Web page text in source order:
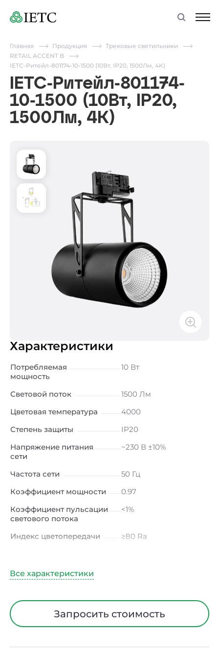
Главная Продукция
Трековые светильники
RETAIL ACCENT B
IETC-Ритейл-801174-10-1500 (10Вт, IP20, 1500Лм, 4К)
IETC-Ритейл-801174-
10-1500 (10Вт, IP20,
1500Лм, 4К)
Характеристики
Потребляемая
мощность
10 Вт
Световой поток
1500 Лм
Цветовая температура
4000
Степень защиты
IP20
Напряжение питания
сети
~230 В ±10%
Частота сети
50 Гц
Коэффициент мощности
0.97
Коэффициент пульсации
светового потока
<1%
Индекс цветопередачи
≥80 Ra
исполнение
Диапазон рабочих
температур
от +5 до +40 ℃
Запросить стоимость